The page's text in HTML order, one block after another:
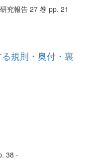
究報告 27 巻 pp. 21
規則・奥付・裏
38 -